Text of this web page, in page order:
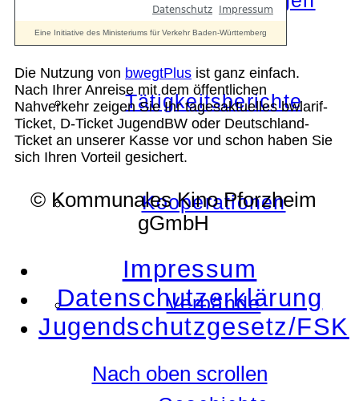
Tätigkeitsberichte
Kooperationen
Verbände
Die Nutzung von bwegtPlus ist ganz einfach.
Nach Ihrer Anreise mit dem öffentlichen
Nahverkehr zeigen Sie Ihr tagesaktuelles bwlarif-
Ticket, D-Ticket JugendBW oder Deutschland-
Ticket an unserer Kasse vor und schon haben Sie
sich Ihren Vorteil gesichert.
© Kommunales Kino Pforzheim
gGmbH
Impressum
Datenschutzerklärung
Jugendschutzgesetz/FSK
Nach oben scrollen